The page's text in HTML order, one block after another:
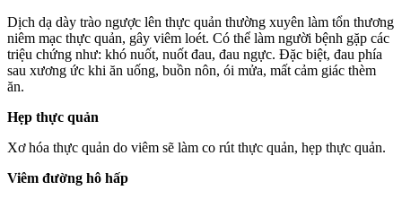
Dịch dạ dày trào ngược lên thực quản thường xuyên làm tổn thương
niêm mạc thực quản, gây viêm loét. Có thể làm người bệnh gặp các
triệu chứng như: khó nuốt, nuốt đau, đau ngực. Đặc biệt, đau phía
sau xương ức khi ăn uống, buồn nôn, ói mửa, mất cảm giác thèm
ăn.
Hẹp thực quản
Xơ hóa thực quản do viêm sẽ làm co rút thực quản, hẹp thực quản.
Viêm đường hô hấp